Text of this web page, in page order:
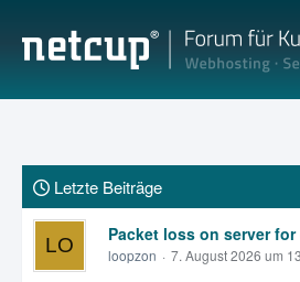
Letzte Beiträge
Packet loss on server
loopzon 7. August 2026 um